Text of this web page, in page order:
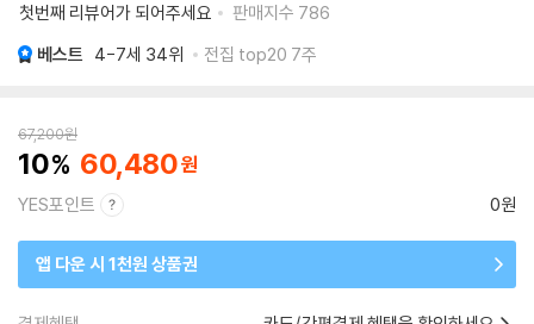
첫번째 리뷰어가 되어주세요
판매지수 786
베스트 4-7세 34위 전집 top20 7주
67,200원
10 60,480
YES포인트 0원
앱 다운 시 1천원 상품권